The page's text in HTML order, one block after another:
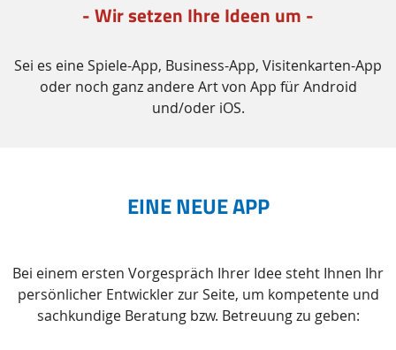
- Wir setzen Ihre Ideen um -
Sei es eine Spiele-App, Business-App, Visitenkarten-App
oder noch ganz andere Art von App für Android
und/oder iOS.
EINE NEUE APP
Bei einem ersten Vorgespräch Ihrer Idee steht Ihnen Ihr
persönlicher Entwickler zur Seite, um kompetente und
sachkundige Beratung bzw. Betreuung zu geben: